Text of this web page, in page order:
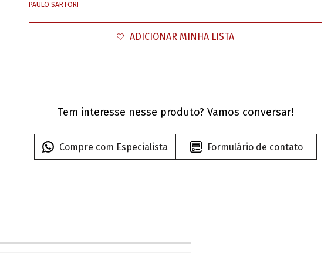
PAULO SARTORI
ADICIONAR MINHA LISTA
Tem interesse nesse produto? Vamos conversar!
Compre com Especialista Formulário de contato